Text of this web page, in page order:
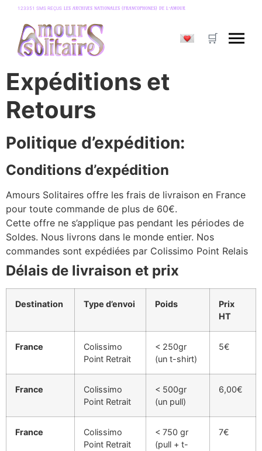
123351 SMS REÇUS LES ARCHIVES NATIONALES (FRANCOPHONES) DE L’AMOUR
Expéditions et
Retours
Politique d’expédition:
Conditions d’expédition
Amours Solitaires offre les frais de livraison en France
pour toute commande de plus de 60€.
Cette offre ne s’applique pas pendant les périodes de
Soldes. Nous livrons dans le monde entier. Nos
commandes sont expédiées par Colissimo Point Relais
Délais de livraison et prix
Destination Type d’envoi Poids
Prix
HT
France
Colissimo
Point Retrait
< 250gr
(un t-shirt)
5€
France
Colissimo
Point Retrait
< 500gr
(un pull)
6,00€
France
Colissimo
Point Retrait
< 750 gr
(pull + t-
7€